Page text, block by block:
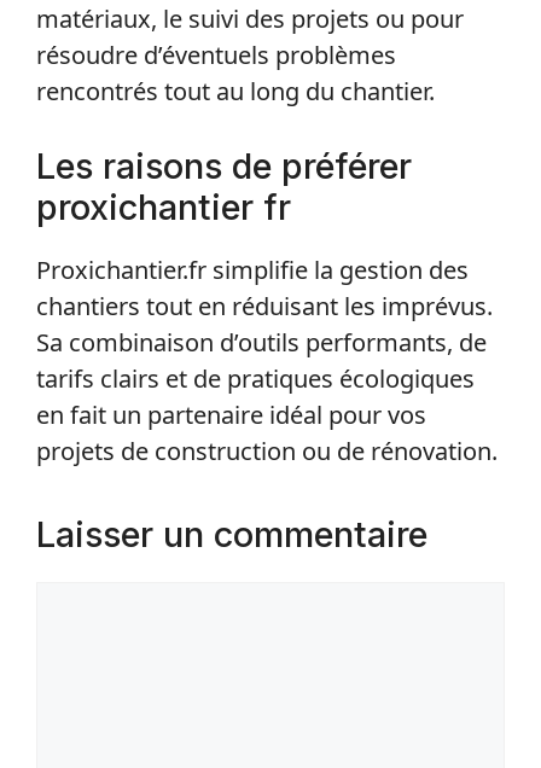
matériaux, le suivi des projets ou pour
résoudre d’éventuels problèmes
rencontrés tout au long du chantier.
Les raisons de préférer
proxichantier fr
Proxichantier.fr simplifie la gestion des
chantiers tout en réduisant les imprévus.
Sa combinaison d’outils performants, de
tarifs clairs et de pratiques écologiques
en fait un partenaire idéal pour vos
projets de construction ou de rénovation.
Laisser un commentaire